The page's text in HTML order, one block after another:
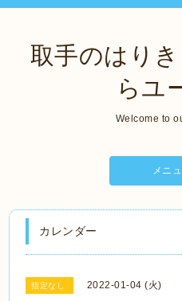
取手のはり
らユ
Welcome to
メニ
カレンダー
指定なし 2022-01-04 (火)